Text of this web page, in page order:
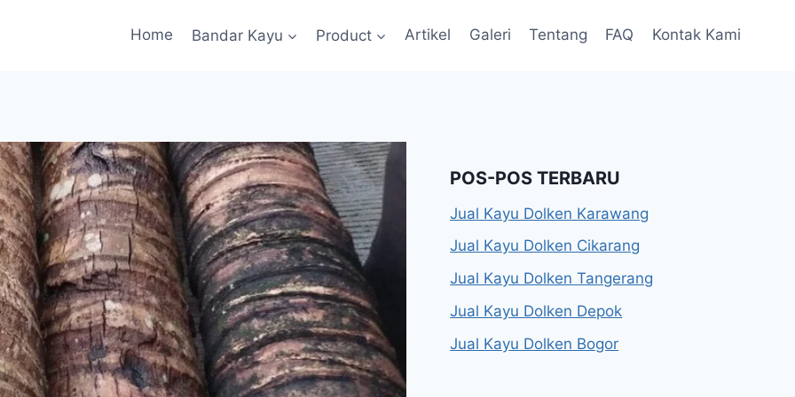
Home Bandar Kayu Product Artikel Galeri Tentang FAQ Kontak Kami
POS-POS TERBARU
Jual Kayu Dolken Karawang
Jual Kayu Dolken Cikarang
Jual Kayu Dolken Tangerang
Jual Kayu Dolken Depok
Jual Kayu Dolken Bogor